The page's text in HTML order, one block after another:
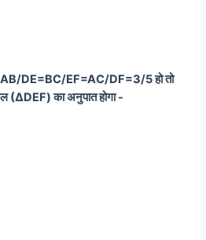
DE=BC/EF=AC/DF=3/5 हो तो
का अनुपात होगा -